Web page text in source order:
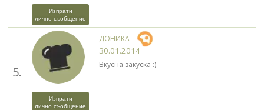
Изпрати
лично съобщение
5.
Изпрати
лично съобщение
ДОНИКА
30.01.2014
Вкусна закуска :)